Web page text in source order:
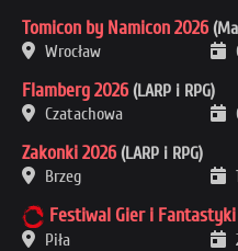
Tomicon by Namicon 2026
Wrocław
Flamberg 2026 (LARP i RPG)
Czatachowa
Zakonki 2026 (LARP i RPG)
Brzeg
Festiwal Gier i
Piła